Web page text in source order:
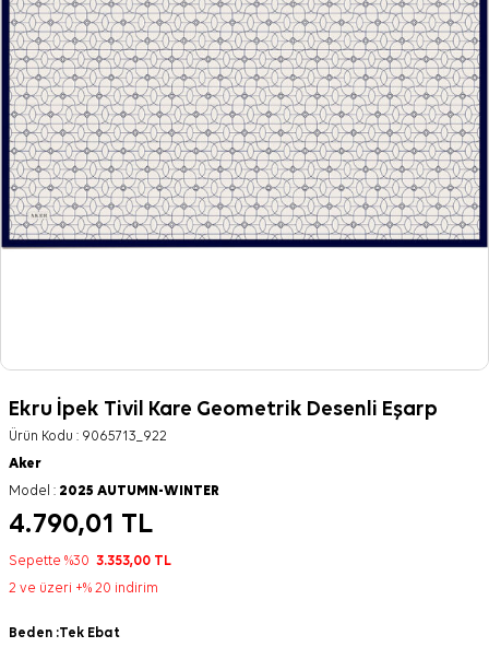
Ekru İpek Tivil Kare Geometrik Desenli Eşarp
Ürün Kodu : 9065713_922
Aker
Model : 2025 AUTUMN-WINTER
4.790,01 TL
Sepette %30 3.353,00 TL
2 ve üzeri +% 20 indirim
Beden :Tek Ebat